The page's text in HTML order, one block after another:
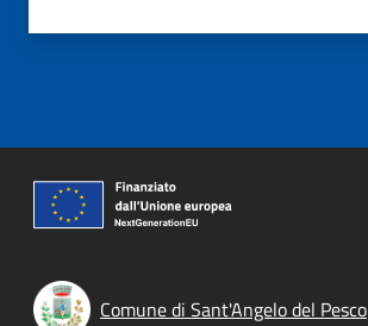
Comune di Sant'Angelo del Pesco